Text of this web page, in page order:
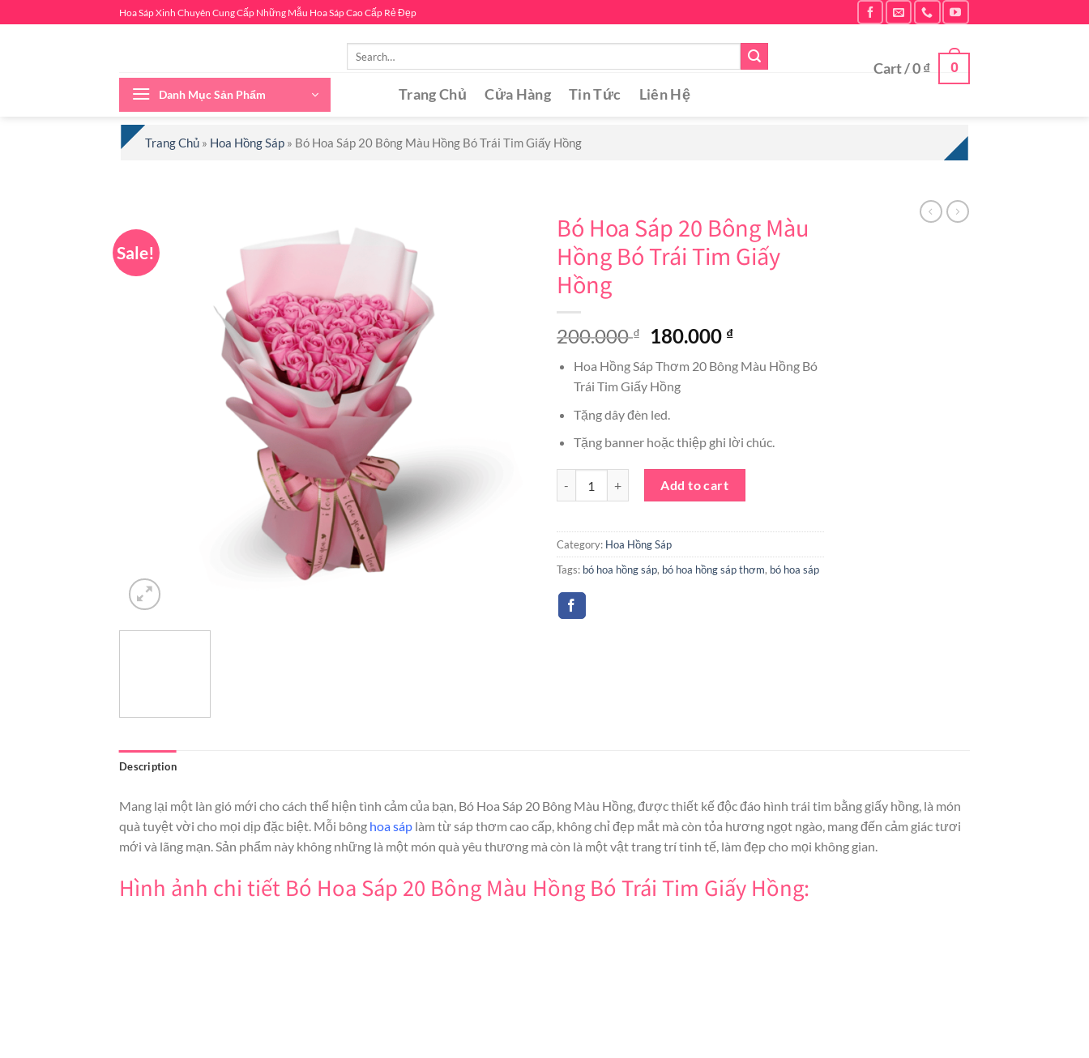
đến
Hoa Sáp Xinh Chuyên Cung Cấp Những Mẫu Hoa Sáp Cao Cấp Rẻ Đẹp
Cart /0₫ 0
Danh Mục Sản Phẩm Trang Chủ Cửa Hàng Tin Tức Liên Hệ
Trang Chủ » Hoa Hồng Sáp » Bó Hoa Sáp 20 Bông Màu Hồng Bó Trái Tim Giấy Hồng
Sale!
Bó Hoa Sáp 20 Bông Màu
Hồng Bó Trái Tim Giấy
Hồng
200.000₫
Original
was:
200.000 ₫.
180.000 ₫Current
is:
Hoa Hồng Sáp Thơm 20 Bông Màu Hồng Bó
Trái Tim Giấy Hồng
Tặng dây đèn led.
Tặng banner hoặc thiệp ghi lời chúc.
Add to cart
Category: Hoa Hồng Sáp
Tags: bó hoa hồng sáp, bó hoa hồng sáp thơm, bó hoa sáp
Description
Mang lại một làn gió mới cho cách thể hiện tình cảm của bạn, Bó Hoa Sáp 20 Bông Màu Hồng, được thiết kế độc đáo hình trái tim bằng giấy hồng, là món
quà tuyệt vời cho mọi dịp đặc biệt. Mỗi bông hoa sáp làm từ sáp thơm cao cấp, không chỉ đẹp mắt mà còn tỏa hương ngọt ngào, mang đến cảm giác tươi
mới và lãng mạn. Sản phẩm này không những là một món quà yêu thương mà còn là một vật trang trí tinh tế, làm đẹp cho mọi không gian.
Hình ảnh chi tiết Bó Hoa Sáp 20 Bông Màu Hồng Bó Trái Tim Giấy Hồng: